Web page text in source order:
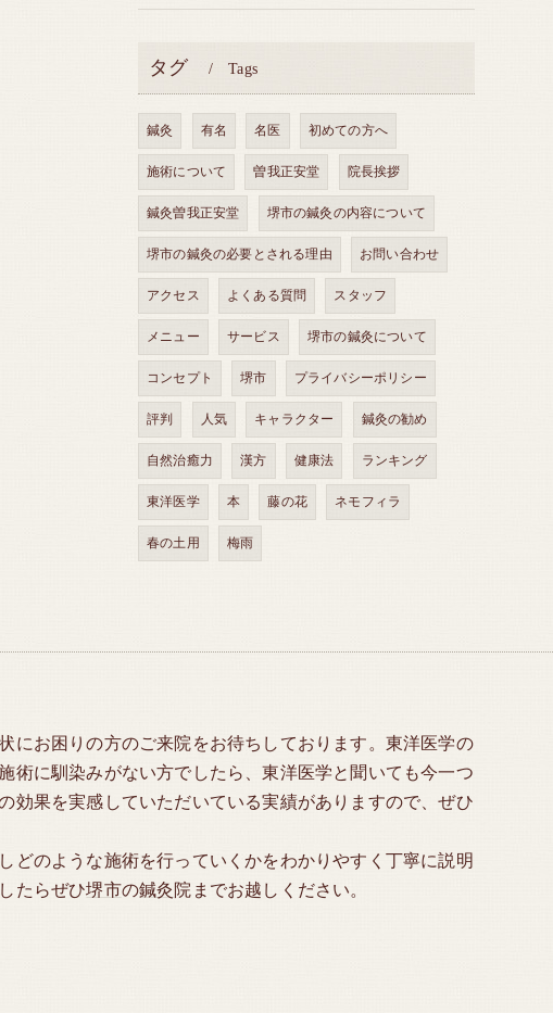
タグ Tags
鍼灸 有名 名医 初めての方へ
施術について 曽我正安堂 院長挨拶
鍼灸曽我正安堂 堺市の鍼灸の内容について
堺市の鍼灸の必要とされる理由 お問い合わせ
アクセス よくある質問 スタッフ
メニュー サービス 堺市の鍼灸について
コンセプト 堺市 プライバシーポリシー
評判 人気 キャラクター 鍼灸の勧め
自然治癒力 漢方 健康法 ランキング
東洋医学 本 藤の花 ネモフィラ
春の土用 梅雨
にお困りの方のご来院をお待ちしております。東洋医学の
術に馴染みがない方でしたら、東洋医学と聞いても今一つ
効果を実感していただいている実績がありますので、ぜひ
どのような施術を行っていくかをわかりやすく丁寧に説明
たらぜひ堺市の鍼灸 院までお越しください。